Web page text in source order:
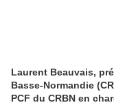
Laurent Beauvais,
Basse-Normandie
PCF du CRBN en